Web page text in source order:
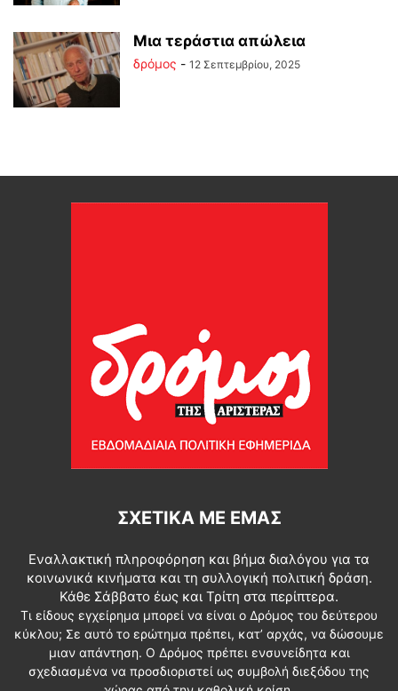
Μια τεράστια απώλεια
δρόμος - 12 Σεπτεμβρίου, 2025
ΣΧΕΤΙΚΆ ΜΕ ΕΜΆΣ
Εναλλακτική πληροφόρηση και βήμα διαλόγου για τα
κοινωνικά κινήματα και τη συλλογική πολιτική δράση.
Κάθε Σάββατο έως και Τρίτη στα περίπτερα.
Τι είδους εγχείρημα μπορεί να είναι ο Δρόμος του δεύτερου
κύκλου; Σε αυτό το ερώτημα πρέπει, κατ’ αρχάς, να δώσουμε
μιαν απάντηση. Ο Δρόμος πρέπει ενσυνείδητα και
σχεδιασμένα να προσδιοριστεί ως συμβολή διεξόδου της